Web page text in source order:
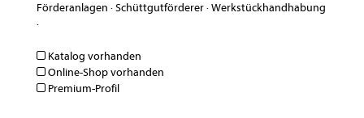
Förderanlagen ·Schüttgutförderer·Werkstückhandhabung
·
Katalog vorhanden
Online-Shop vorhanden
Premium-Profil